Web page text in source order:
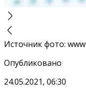
Источник фото: www
Опубликовано
24.05.2021, 06:30